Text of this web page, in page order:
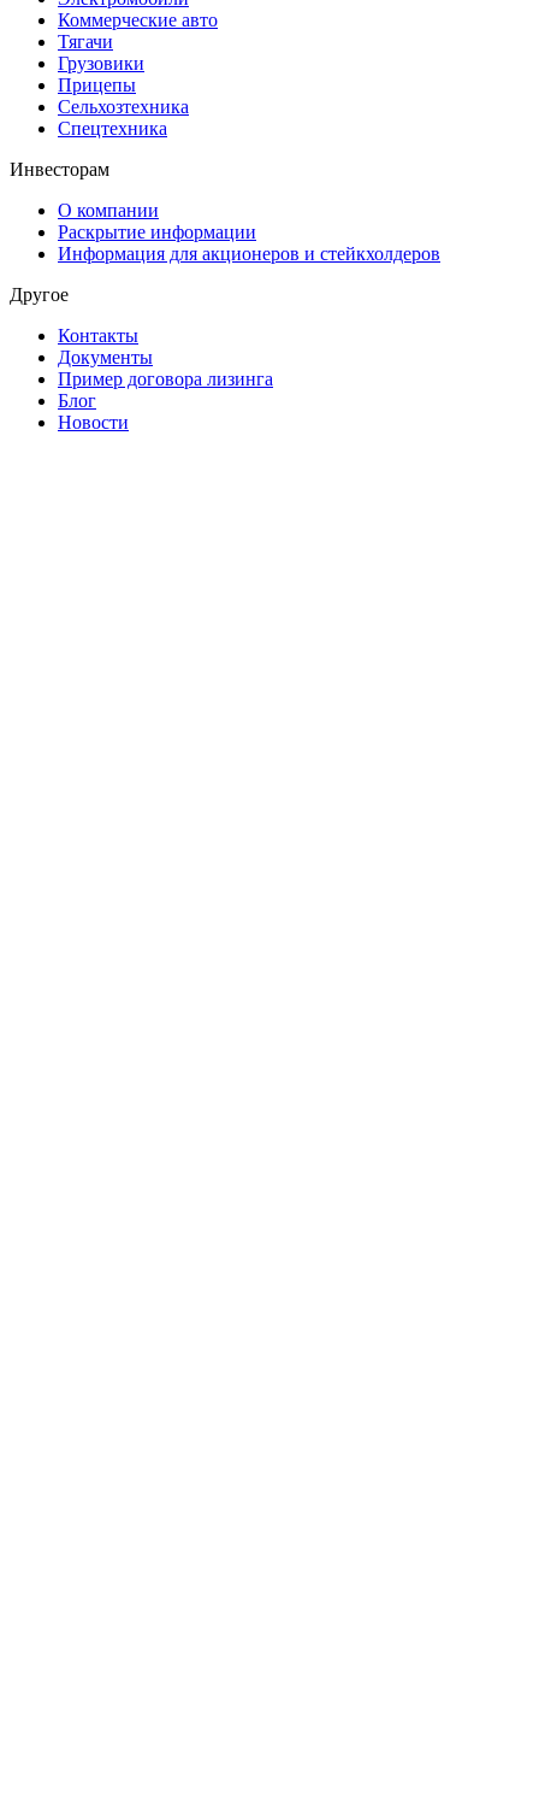
Коммерческие авто
Тягачи
Грузовики
Прицепы
Сельхозтехника
Спецтехника
Инвесторам
О компании
Раскрытие информации
Информация для акционеров и стейкхолдеров
Другое
Контакты
Документы
Пример договора лизинга
Блог
Новости